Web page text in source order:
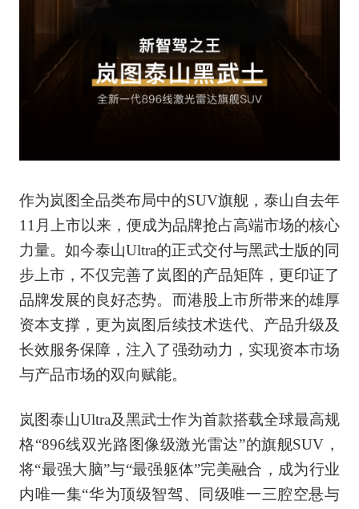
作为岚图全品类布局中的SUV旗舰，泰山自去年
11月上市以来，便成为品牌抢占高端市场的核心
力量。如今泰山Ultra的正式交付与黑武士版的同
步上市，不仅完善了岚图的产品矩阵，更印证了
品牌发展的良好态势。而港股上市所带来的雄厚
资本支撑，更为岚图后续技术迭代、产品升级及
长效服务保障，注入了强劲动力，实现资本市场
与产品市场的双向赋能。
岚图泰山Ultra及黑武士作为首款搭载全球最高规
格“896线双光路图像级激光雷达”的旗舰SUV，
将“最强大脑”与“最强躯体”完美融合，成为行业
内唯一集“华为顶级智驾、同级唯一三腔空悬与